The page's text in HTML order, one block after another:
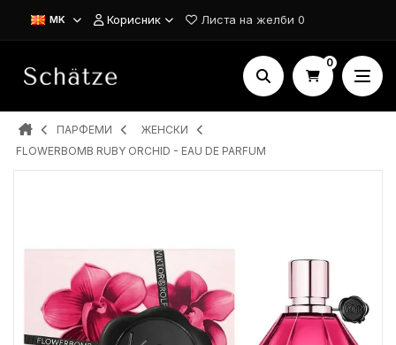
MK Корисник Листа на желби 0
0
ПАРФЕМИ
ЖЕНСКИ
FLOWERBOMB RUBY ORCHID - EAU DE PARFUM